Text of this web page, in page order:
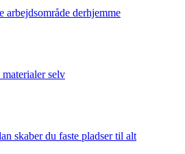
derhjemme
selv
skaber du faste pladser til alt